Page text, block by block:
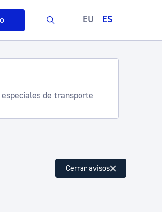
Buscar EU ES
de transporte
Cerrar avisos